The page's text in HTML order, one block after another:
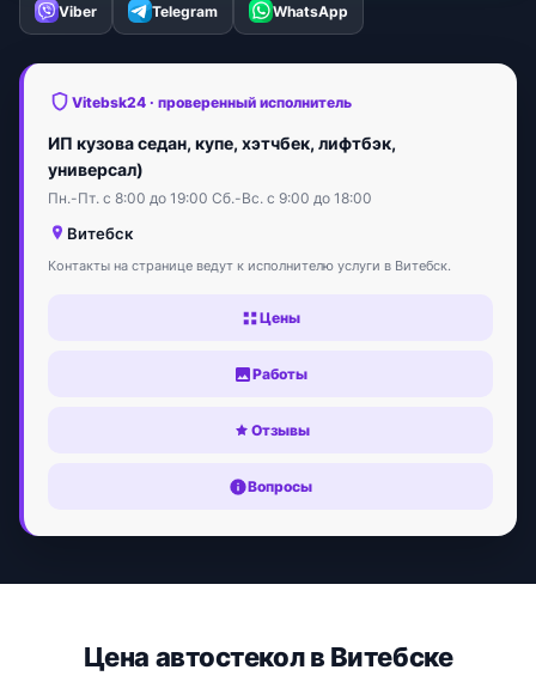
Viber Telegram WhatsApp
Vitebsk24 · проверенный исполнитель
ИП кузова седан, купе, хэтчбек, лифтбэк,
универсал)
Пн.-Пт. с 8:00 до 19:00 Сб.-Вс. с 9:00 до 18:00
Витебск
Контакты на странице ведут к исполнителю услуги в Витебск.
Цены
Работы
Отзывы
Вопросы
Цена автостекол в Витебске